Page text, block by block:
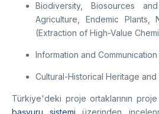
Energy Technologies
Climate Change & Sustainability
BILGEM
Cyber ​​Security E.
Information Technologies E.
National Electronics and Cryptology
R&D Convenience Units
Bursa Test and Analysis Laboratory
National Academic Network and
Rail Transportation Technologies
Biodiversity, Biosources
Agriculture, Endemic Plants,
(Extraction of High-Value
Information and
Cultural-Historical Heritage
Türkiye'deki proje ortaklarının proje
başvuru sistemi üzerinden